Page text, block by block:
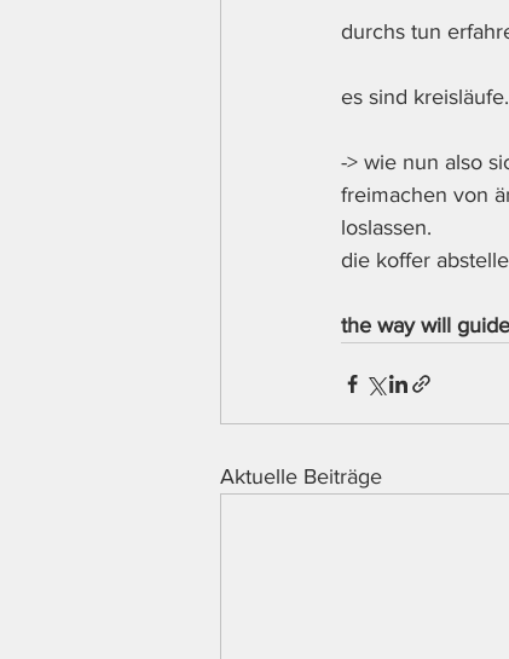
durchs tun
es sind
-> wie nun also
freimachen von
loslassen.
die koffer
the way will
Aktuelle Beiträge